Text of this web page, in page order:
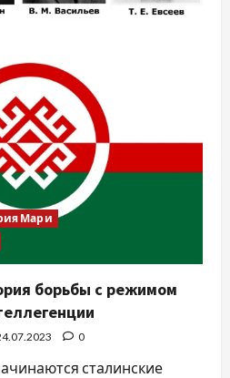
Мари
борьбы с режимом
0
сталинские